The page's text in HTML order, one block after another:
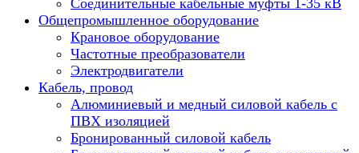
Общепромышленное оборудование
Крановое оборудование
Частотные преобразователи
Электродвигатели
Кабель, провод
Алюминиевый и медный силовой кабель с
ПВХ изоляцией
Бронированный силовой кабель